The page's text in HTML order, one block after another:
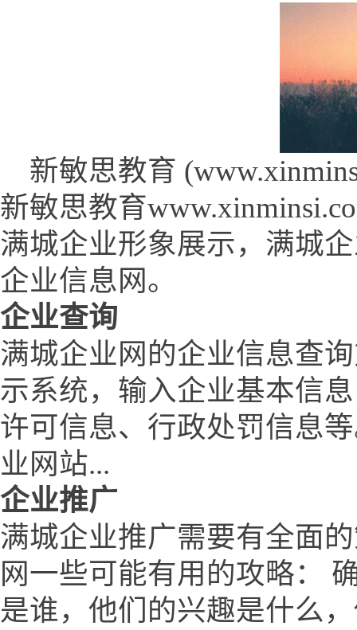
新敏思教育
新敏思教育
满城企业形象展示，满城
企业信息网。
企业查询
满城企业网的企业信息查
示系统，输入企业基本信
许可信息、行政处罚信息
业网站...
企业推广
满城企业推广需要有全面
网一些可能有用的攻略：
是谁，他们的兴趣是什么